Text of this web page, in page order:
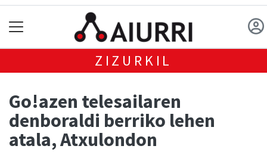
ZIZURKIL
Go!azen telesailaren
denboraldi berriko lehen
atala, Atxulondon